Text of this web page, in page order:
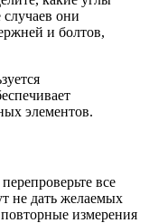
они
и болтов,
элементов.
все
не дать желаемых
повторные измерения